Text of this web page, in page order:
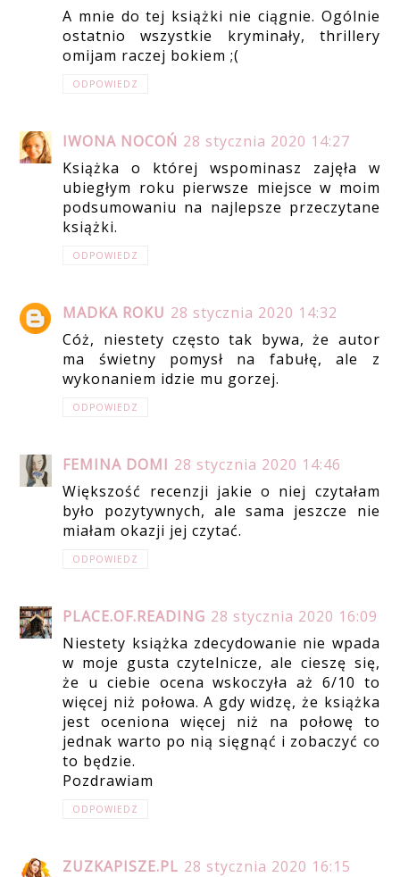
A mnie do tej książki nie ciągnie. Ogólnie
ostatnio wszystkie kryminały, thrillery
omijam raczej bokiem ;(
ODPOWIEDZ
IWONA NOCOŃ 28 stycznia 2020 14:27
Książka o której wspominasz zajęła w
ubiegłym roku pierwsze miejsce w moim
podsumowaniu na najlepsze przeczytane
książki.
ODPOWIEDZ
MADKA ROKU 28 stycznia 2020 14:32
Cóż, niestety często tak bywa, że autor
ma świetny pomysł na fabułę, ale z
wykonaniem idzie mu gorzej.
ODPOWIEDZ
FEMINA DOMI 28 stycznia 2020 14:46
Większość recenzji jakie o niej czytałam
było pozytywnych, ale sama jeszcze nie
miałam okazji jej czytać.
ODPOWIEDZ
PLACE.OF.READING 28 stycznia 2020 16:09
Niestety książka zdecydowanie nie wpada
w moje gusta czytelnicze, ale cieszę się,
że u ciebie ocena wskoczyła aż 6/10 to
więcej niż połowa. A gdy widzę, że książka
jest oceniona więcej niż na połowę to
jednak warto po nią sięgnąć i zobaczyć co
to będzie.
Pozdrawiam
ODPOWIEDZ
ZUZKAPISZE.PL 28 stycznia 2020 16:15